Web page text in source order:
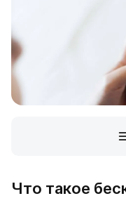
Что такое